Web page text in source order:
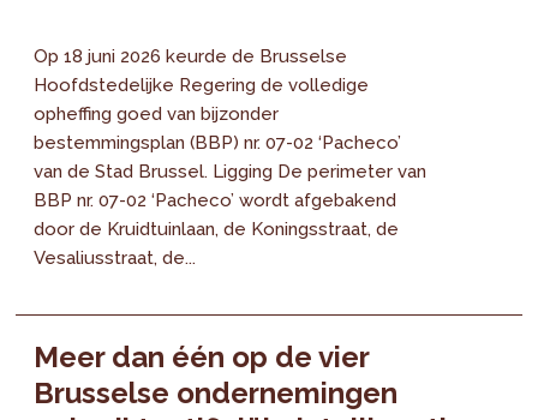
Op 18 juni 2026 keurde de Brusselse
Hoofdstedelijke Regering de volledige
opheffing goed van bijzonder
bestemmingsplan (BBP) nr. 07-02 ‘Pacheco’
van de Stad Brussel. Ligging De perimeter van
BBP nr. 07-02 ‘Pacheco’ wordt afgebakend
door de Kruidtuinlaan, de Koningsstraat, de
Vesaliusstraat, de...
Meer dan één op de vier
Brusselse ondernemingen